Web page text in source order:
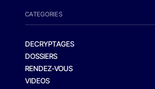
CATEGORIES
DECRYPTAGES
DOSSIERS
RENDEZ-VOUS
VIDEOS